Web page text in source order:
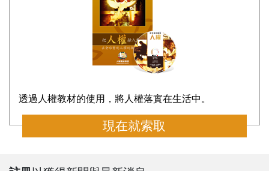
透過人權教材的使用，將人權落實在生活中。
現在就索取